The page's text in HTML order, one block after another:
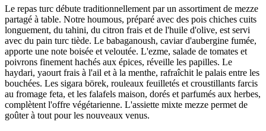
Le repas turc débute traditionnellement par un assortiment de mezze
partagé à table. Notre houmous, préparé avec des pois chiches cuits
longuement, du tahini, du citron frais et de l'huile d'olive, est servi
avec du pain turc tiède. Le babaganoush, caviar d'aubergine fumée,
apporte une note boisée et veloutée. L'ezme, salade de tomates et
poivrons finement hachés aux épices, réveille les papilles. Le
haydari, yaourt frais à l'ail et à la menthe, rafraîchit le palais entre les
bouchées. Les sigara börek, rouleaux feuilletés et croustillants farcis
au fromage feta, et les falafels maison, dorés et parfumés aux herbes,
complètent l'offre végétarienne. L'assiette mixte mezze permet de
goûter à tout pour les nouveaux venus.